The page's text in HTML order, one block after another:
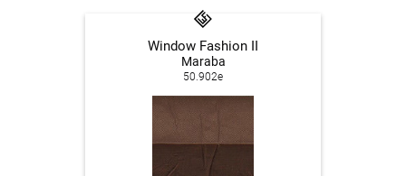
Window Fashion II
Maraba
50.902e